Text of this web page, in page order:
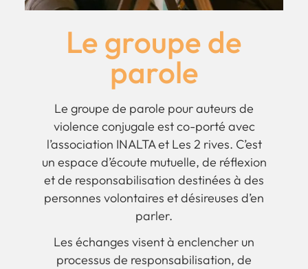
Le groupe de
parole
Le groupe de parole pour auteurs de
violence conjugale est co-porté avec
l’association INALTA et Les 2 rives. C’est
un espace d’écoute mutuelle, de réflexion
et de responsabilisation destinées à des
personnes volontaires et désireuses d’en
parler.
Les échanges visent à enclencher un
processus de responsabilisation, de